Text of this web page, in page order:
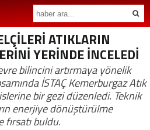
ATIKLARIN
YERİNDE İNCELEDİ
bilincini artırmaya yönelik
İSTAÇ Kemerburgaz Atık
bir gezi düzenledi. Teknik
enerjiye dönüştürülme
buldu.